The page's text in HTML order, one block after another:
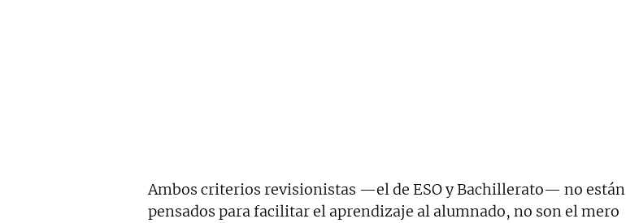
Ambos criterios revisionistas —el de ESO y Bachillerato— no están
pensados para facilitar el aprendizaje al alumnado, no son el mero